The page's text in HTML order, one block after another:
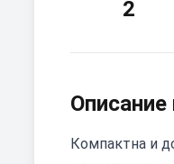
2
Описание
Компактна и